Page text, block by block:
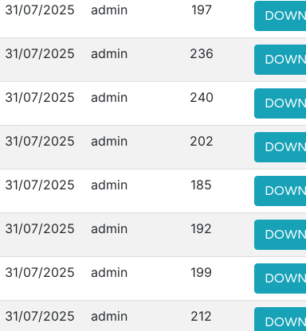
31/07/2025 admin 197
31/07/2025 admin 236
31/07/2025 admin 240
31/07/2025 admin 202
31/07/2025 admin 185
31/07/2025 admin 192
31/07/2025 admin 199
31/07/2025 admin 212